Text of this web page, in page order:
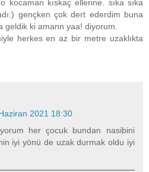
kocaman kıskaç ellerine. sıka sıka
gençken çok dert ederdim buna
geldik ki amann yaa! diyorum.
herkes en az bir metre uzaklıkta
2021 18:30
her çocuk bundan nasibini
iyi yönü de uzak durmak oldu iyi